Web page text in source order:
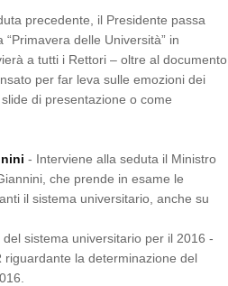
precedente, il Presidente passa
delle Università” in
a tutti i Rettori – oltre al documento
per far leva sulle emozioni dei
di presentazione o come
- Interviene alla seduta il Ministro
che prende in esame le
il sistema universitario, anche su
sistema universitario per il 2016 -
riguardante la determinazione del